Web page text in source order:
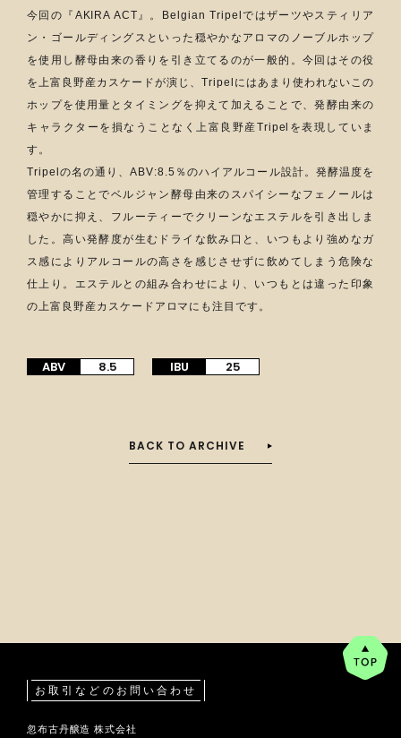
今回の『AKIRA ACT』。Belgian Tripelではザーツやスティリア
ン・ゴールディングスといった穏やかなアロマのノーブルホップ
を使用し酵母由来の香りを引き立てるのが一般的。今回はその役
を上富良野産カスケードが演じ、Tripelにはあまり使われないこの
ホップを使用量とタイミングを抑えて加えることで、発酵由来の
キャラクターを損なうことなく上富良野産Tripelを表現していま
す。
Tripelの名の通り、ABV:8.5％のハイアルコール設計。発酵温度を
管理することでベルジャン酵母由来のスパイシーなフェノールは
穏やかに抑え、フルーティーでクリーンなエステルを引き出しま
した。高い発酵度が生むドライな飲み口と、いつもより強めなガ
ス感によりアルコールの高さを感じさせずに飲めてしまう危険な
仕上り。エステルとの組み合わせにより、いつもとは違った印象
の上富良野産カスケードアロマにも注目です。
ABV 8.5 IBU 25
BACK TO ARCHIVE
お取引などのお問い合わせ
忽布古丹醸造 株式会社